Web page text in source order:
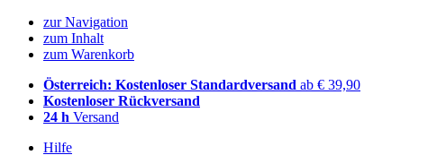
zur Navigation
zum Inhalt
zum Warenkorb
Österreich: Kostenloser Standardversand ab € 39,90
Kostenloser Rückversand
24 h Versand
Hilfe